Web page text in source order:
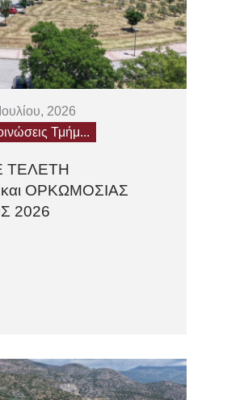
2026
Τμήμ...
ΤΕΛΕΤΗ
ΟΡΚΩΜΟΣΙΑΣ
2026